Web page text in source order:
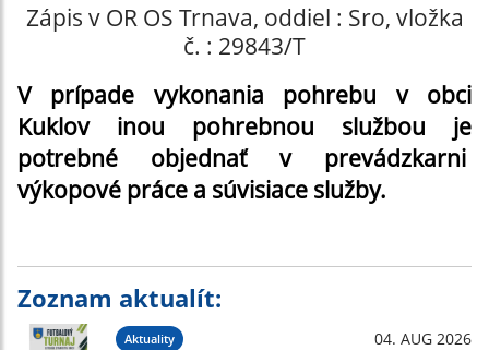
Zápis v OR OS Trnava, oddiel : Sro, vložka
č. : 29843/T
V prípade vykonania pohrebu v obci
Kuklov inou pohrebnou službou je
potrebné objednať v prevádzkarni
výkopové práce a súvisiace služby.
Zoznam aktualít:
Aktuality 04. AUG 2026